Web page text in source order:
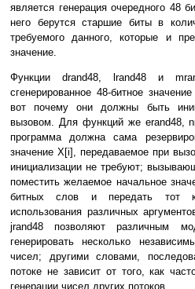
является генерация очередного 48
него берутся старшие биты в
требуемого данного, которые и
значение.
Функции drand48, lrand48 и
сгенерированное 48-битное
вот почему они должны быть
вызовом. Для функций же erand48,
программа должна сама
значение X[i], передаваемое при
инициализации не требуют;
поместить желаемое начальное
битных слов и передать тот
использования различных
jrand48 позволяют различным
генерировать несколько
чисел; другими словами,
потоке не зависит от того, как
генерации чисел других потоков.